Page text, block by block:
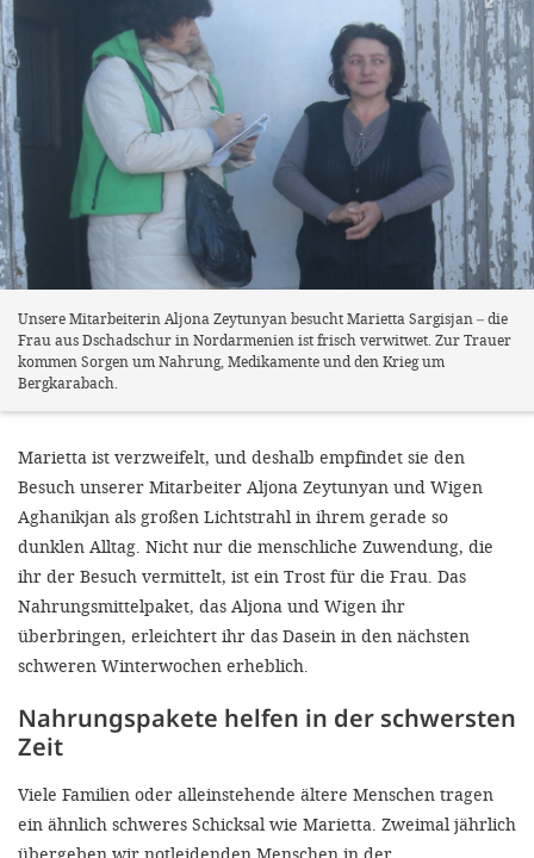
Unsere Mitarbeiterin Aljona Zeytunyan besucht Marietta Sargisjan – die
Frau aus Dschadschur in Nordarmenien ist frisch verwitwet. Zur Trauer
kommen Sorgen um Nahrung, Medikamente und den Krieg um
Bergkarabach.
Marietta ist verzweifelt, und deshalb empfindet sie den
Besuch unserer Mitarbeiter Aljona Zeytunyan und Wigen
Aghanikjan als großen Lichtstrahl in ihrem gerade so
dunklen Alltag. Nicht nur die menschliche Zuwendung, die
ihr der Besuch vermittelt, ist ein Trost für die Frau. Das
Nahrungsmittelpaket, das Aljona und Wigen ihr
überbringen, erleichtert ihr das Dasein in den nächsten
schweren Winterwochen erheblich.
Nahrungspakete helfen in der schwersten
Zeit
Viele Familien oder alleinstehende ältere Menschen tragen
ein ähnlich schweres Schicksal wie Marietta. Zweimal jährlich